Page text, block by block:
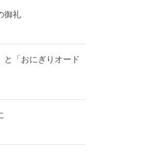
御礼
と「おにぎりオード